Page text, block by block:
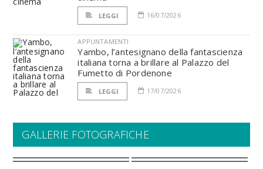
LEGGI 16/07/2026
APPUNTAMENTI
Yambo, l’antesignano della fantascienza
italiana torna a brillare al Palazzo del
Fumetto di Pordenone
LEGGI 17/07/2026
GALLERIE FOTOGRAFICHE